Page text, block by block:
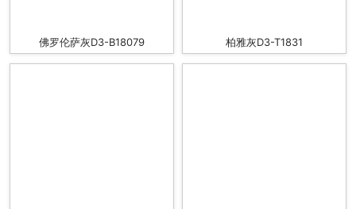
佛罗伦萨灰D3-B18079 柏雅灰D3-T1831